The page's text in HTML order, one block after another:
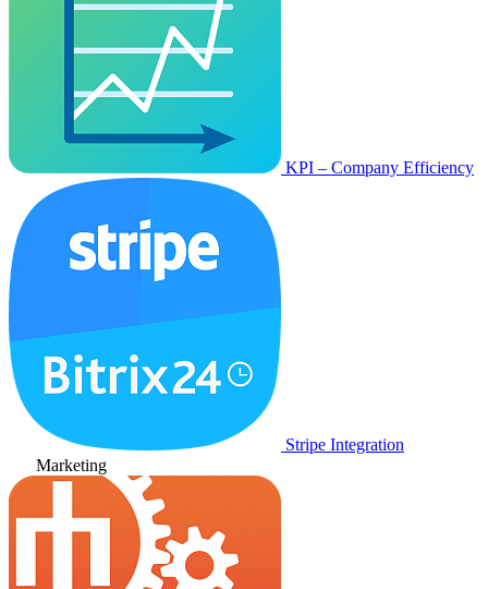
KPI – Company Efficiency
Stripe Integration
Marketing